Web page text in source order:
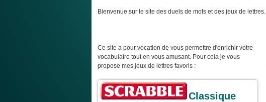
Bienvenue sur le site des duels de mots et des jeux de lettres.
Ce site a pour vocation de vous permettre d'enrichir votre
vocabulaire tout en vous amusant. Pour cela je vous
propose mes jeux de lettres favoris :
Classique